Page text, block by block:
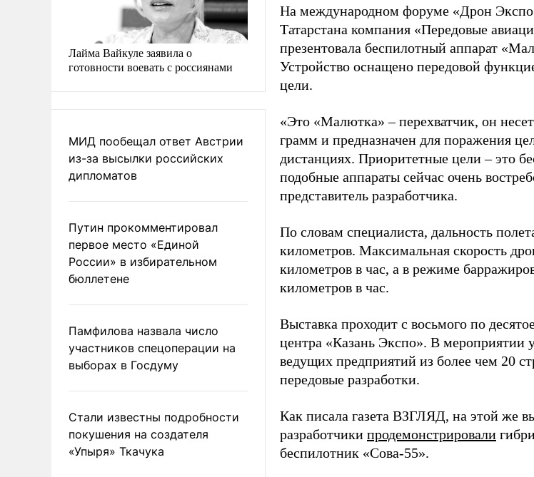
Лайма Вайкуле заявила о
готовности воевать с россиянами
МИД пообещал ответ Австрии
из-за высылки российских
дипломатов
Путин прокомментировал
первое место «Единой
России» в избирательном
бюллетене
Памфилова назвала число
участников спецоперации на
выборах в Госдуму
Стали известны подробности
покушения на создателя
«Упыря» Ткачука
На международном форуме «Дрон Экспо
Татарстана компания «Передовые
презентовала беспилотный аппарат
Устройство оснащено передовой
цели.
«Это «Малютка» – перехватчик, он
грамм и предназначен для поражения
дистанциях. Приоритетные цели – это
подобные аппараты сейчас очень
представитель разработчика.
По словам специалиста, дальность
километров. Максимальная скорость
километров в час, а в режиме
километров в час.
Выставка проходит с восьмого по
центра «Казань Экспо». В мероприятии
ведущих предприятий из более чем 20
передовые разработки.
Как писала газета ВЗГЛЯД, на этой же
разработчики продемонстрировали
беспилотник «Сова-55».